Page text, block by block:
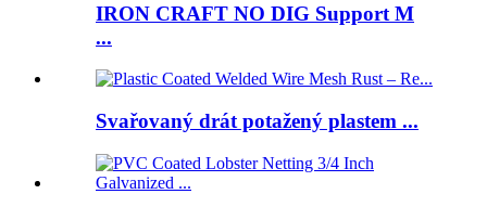
IRON CRAFT NO DIG Support M
...
Svařovaný drát potažený plastem ...